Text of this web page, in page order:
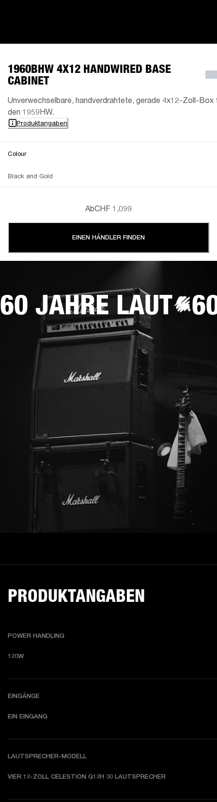
1960BHW 4X12 HANDWIRED BASE
CABINET
Unverwechselbare, handverdrahtete, gerade 4x12-Zoll-Box
den 1959HW.
Produktangaben
Colour
Black and Gold
AbCHF 1,099
EINEN HÄNDLER FINDEN
60 JAHRE LAUT
PRODUKTANGABEN
POWER HANDLING
120W
EINGÄNGE
EIN EINGANG
LAUTSPRECHER-MODELL
VIER 12-ZOLL CELESTION G12H 30 LAUTSPRECHER